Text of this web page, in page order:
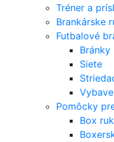
Tréner a
Brankárske
Futbalové
Bránky
Siete
Pomôcky
Box